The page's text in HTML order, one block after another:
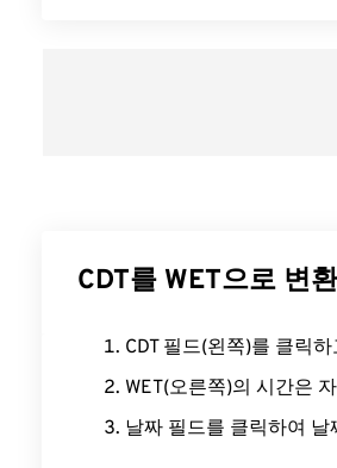
CDT를 WET으로 변
CDT 필드(왼쪽)를 클릭
WET(오른쪽)의 시간은
날짜 필드를 클릭하여